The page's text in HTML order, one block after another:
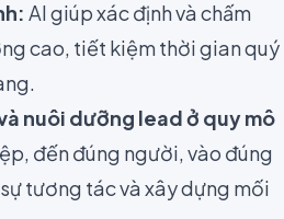
AI giúp xác định và chấm
cao, tiết kiệm thời gian quý
nuôi dưỡng lead ở quy mô
đến đúng người, vào đúng
tương tác và xây dựng mối